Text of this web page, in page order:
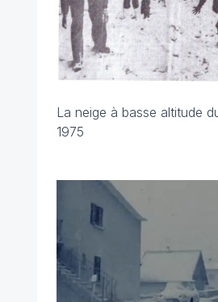
La neige à basse altitude
1975